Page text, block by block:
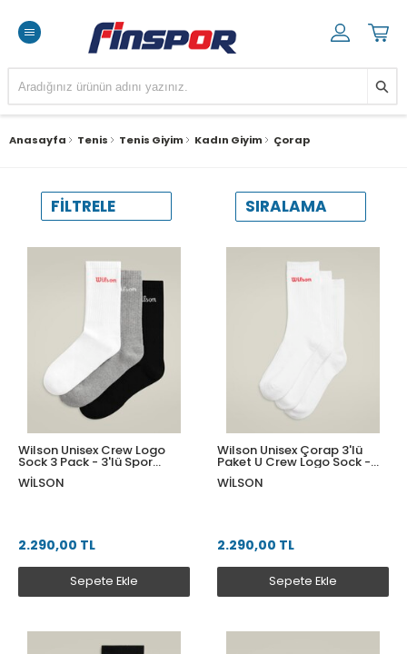
Anasayfa Tenis Tenis Giyim Kadın Giyim Çorap
FILTRELE SIRALAMA
Wilson Unisex Crew Logo
Sock 3 Pack - 3'lü Spor
Çorap Paketi S
WU00084511ZAAS
WILSON
2.290,00 TL
Sepete Ekle
Wilson Unisex Çorap 3'lü
Paket U Crew Logo Sock -
White S WU00084511WTAS
WILSON
2.290,00 TL
Sepete Ekle